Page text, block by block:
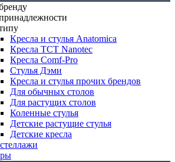
Кресла и стулья Anatomica
Кресла TCT Nanotec
Кресла Comf-Pro
Стулья Дэми
Кресла и стулья прочих брендов
Для обычных столов
Для растущих столов
Коленные стулья
Детские растущие стулья
Детские кресла